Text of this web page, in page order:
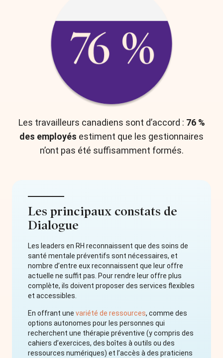
Les travailleurs canadiens sont d’accord : 76 %
des employés estiment que les gestionnaires
n’ont pas été suffisamment formés.
Les principaux constats de
Dialogue
Les leaders en RH reconnaissent que des soins de
santé mentale préventifs sont nécessaires, et
nombre d’entre eux reconnaissent que leur offre
actuelle ne suffit pas. Pour rendre leur offre plus
complète, ils doivent proposer des services flexibles
et accessibles.
En offrant une variété de ressources, comme des
options autonomes pour les personnes qui
recherchent une thérapie préventive (y compris des
cahiers d’exercices, des boîtes à outils ou des
ressources numériques) et l’accès à des praticiens